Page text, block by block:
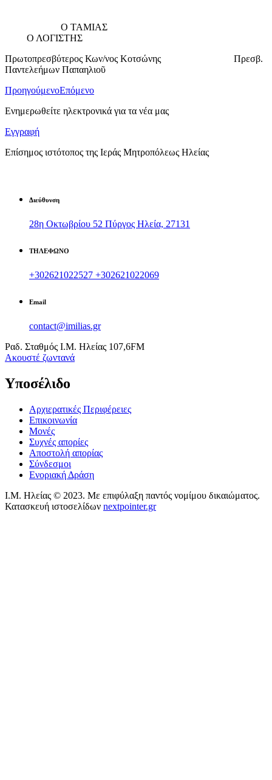
Ο ΤΑΜΙΑΣ
Ο ΛΟΓΙΣΤΗΣ
Πρωτοπρεσβύτερος Κων/νος Κοτσώνης Πρεσβ.
Παντελεήμων Παπαηλιοῦ
ΠροηγούμενοΕπόμενο
Ενημερωθείτε ηλεκτρονικά για τα νέα μας
Εγγραφή
Επίσημος ιστότοπος της Ιεράς Μητροπόλεως Ηλείας
Διεύθυνση
28η Οκτωβρίου 52 Πύργος Ηλεία, 27131
ΤΗΛΕΦΩΝΟ
+302621022527 +302621022069
Email
contact@imilias.gr
Ραδ. Σταθμός Ι.Μ. Ηλείας 107,6FM
Aκουστέ ζωντανά
Υποσέλιδο
Αρχιερατικές Περιφέρειες
Επικοινωνία
Μονές
Συχνές απορίες
Αποστολή απορίας
Σύνδεσμοι
Ενοριακή Δράση
Ι.Μ. Ηλείας © 2023. Με επιφύλαξη παντός νομίμου δικαιώματος.
Κατασκευή ιστοσελίδων nextpointer.gr